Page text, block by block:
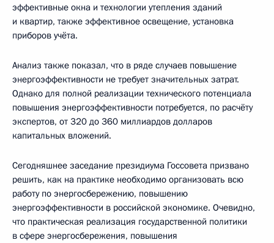
эффективные окна и технологии утепления зданий
и квартир, также эффективное освещение, установка
приборов учёта.
Анализ также показал, что в ряде случаев повышение
энергоэффективности не требует значительных затрат.
Однако для полной реализации технического потенциала
повышения энергоэффективности потребуется, по расчёту
экспертов, от 320 до 360 миллиардов долларов
капитальных вложений.
Сегодняшнее заседание президиума Госсовета призвано
решить, как на практике необходимо организовать всю
работу по энергосбережению, повышению
энергоэффективности в российской экономике. Очевидно,
что практическая реализация государственной политики
в сфере энергосбережения, повышения